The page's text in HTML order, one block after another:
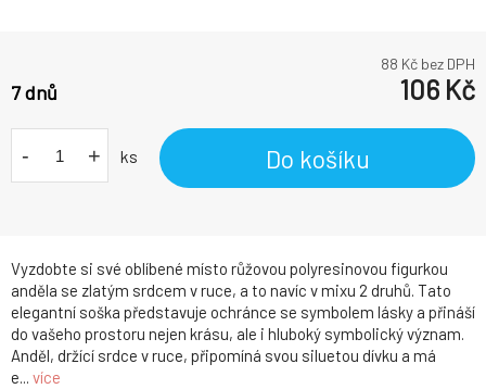
Vyzdobte si své oblíbené místo růžovou polyresinovou figurkou
anděla se zlatým srdcem v ruce, a to navíc v mixu 2 druhů. Tato
elegantní soška představuje ochránce se symbolem lásky a přináší
do vašeho prostoru nejen krásu, ale i hluboký symbolický význam.
Anděl, držící srdce v ruce, připomíná svou siluetou dívku a má
e... více
88 Kč bez DPH
7 dnů 106 Kč
- + ks Do košíku